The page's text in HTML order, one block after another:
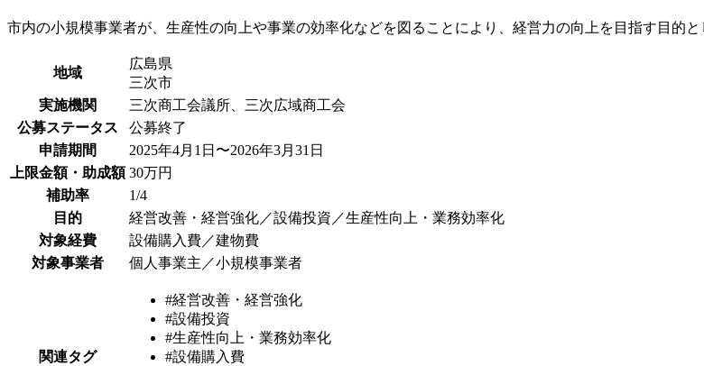
市内の小規模事業者が、生産性の向上や事業の効率化などを図ることにより、経営力の向上を目指す目的
地域
広島県
三次市
実施機関
三次商工会議所、三次広域商工会
公募ステータス
公募終了
申請期間
2025年4月1日〜2026年3月31日
上限金額・助成額 30万円
補助率
1/4
目的
経営改善・経営強化／設備投資／生産性向上・業務効率化
対象経費
設備購入費／建物費
対象事業者
個人事業主／小規模事業者
関連タグ
#経営改善・経営強化
#設備投資
#生産性向上・業務効率化
#設備購入費